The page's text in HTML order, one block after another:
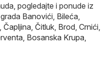
pogledajte i ponude iz
Banovići Bileća
Čapljina Čitluk Brod Crnići
Bosanska Krupa